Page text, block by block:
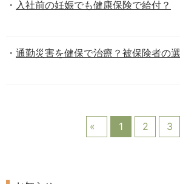
入社前の妊娠でも健康保険で給付？
通勤災害を健保で治療？被保険者の
1
2 3